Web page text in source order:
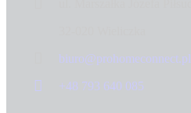
biuro@prohomeconnect.pl
+48 793 640 085